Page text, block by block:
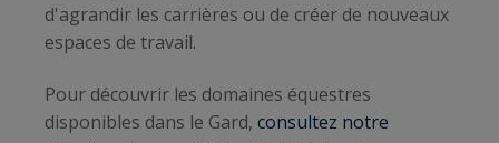
d'agrandir les carrières ou de créer de nouveaux
espaces de travail.
Pour découvrir les domaines équestres
disponibles dans le Gard, consultez notre